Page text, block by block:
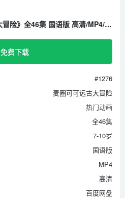
儿童动画片《麦圈可可远古大冒险》全46集 国语版 高清/MP4/1.93G 百度云网盘下载
免费下载
#1276
麦圈可可远古大冒险
热门动画
全46集
7-10岁
国语版
MP4
高清
百度网盘